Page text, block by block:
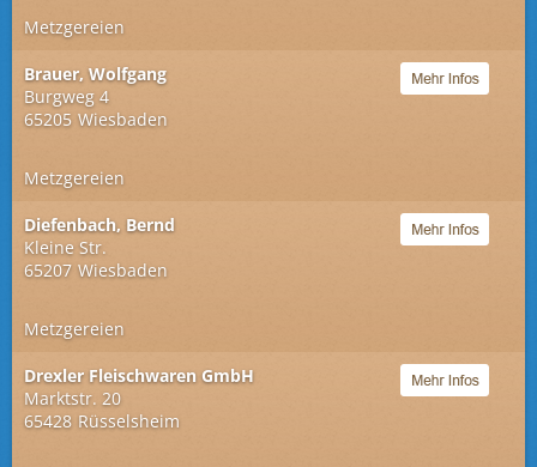
Metzgereien
Brauer, Wolfgang
Burgweg 4
65205 Wiesbaden
Metzgereien
Diefenbach, Bernd
Kleine Str.
65207 Wiesbaden
Metzgereien
Drexler Fleischwaren GmbH
Marktstr. 20
65428 Rüsselsheim